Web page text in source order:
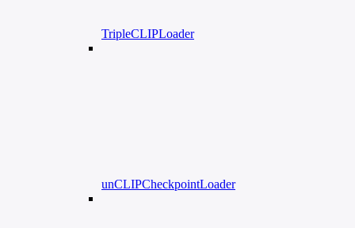
TripleCLIPLoader
unCLIPCheckpointLoader